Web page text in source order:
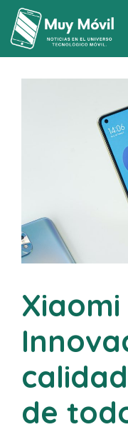
Saltar
contenido
Xiaomi
de